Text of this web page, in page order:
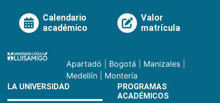
Calendario
académico
Valor
matrícula
Apartadó Bogotá Manizales
Medellín
Montería
LA UNIVERSIDAD
PROGRAMAS
ACADÉMICOS